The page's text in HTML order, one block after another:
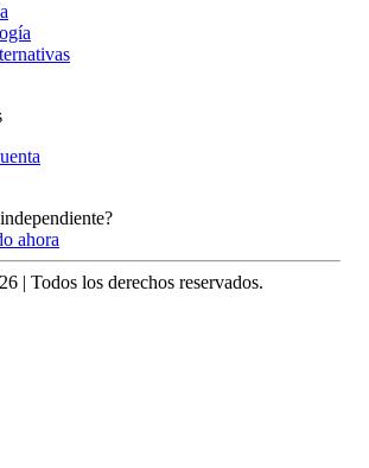
ahora
| Todos los derechos reservados.